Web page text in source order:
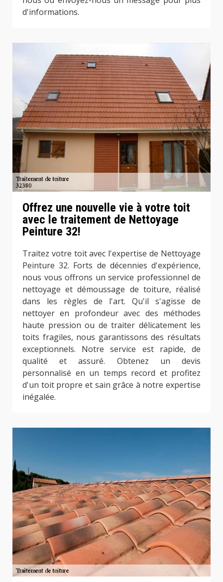
d'informations.
Offrez une nouvelle vie à votre toit
avec le traitement de Nettoyage
Peinture 32!
Traitez votre toit avec l'expertise de Nettoyage
Peinture 32. Forts de décennies d'expérience,
nous vous offrons un service professionnel de
nettoyage et démoussage de toiture, réalisé
dans les règles de l'art. Qu'il s'agisse de
nettoyer en profondeur avec des méthodes
haute pression ou de traiter délicatement les
toits fragiles, nous garantissons des résultats
exceptionnels. Notre service est rapide, de
qualité et assuré. Obtenez un devis
personnalisé en un temps record et profitez
d'un toit propre et sain grâce à notre expertise
inégalée.